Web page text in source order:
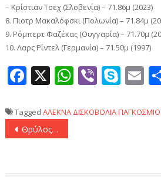
– Κρίστιαν Τσεχ (Σλοβενία) – 71.86μ (2023)
8. Πιοτρ Μακαλόφσκι (Πολωνία) – 71.84μ
9. Ρόμπερτ Φαζέκας (Ουγγαρία) – 71.70μ
10. Λαρς Ρίντελ (Γερμανία) – 71.50μ (1997)
Facebook
X Viber
Tagged ΑΛΕΚΝΑ ΔΙΣΚΟΒΟΛΙΑ
Πλοήγηση
Θρύλος μαινόμενος έτοιμος για το νταμπλ σμπαράλιασε τον Παναθηναϊκό στο «Μελίνα Μερκούρη»! (3-0)